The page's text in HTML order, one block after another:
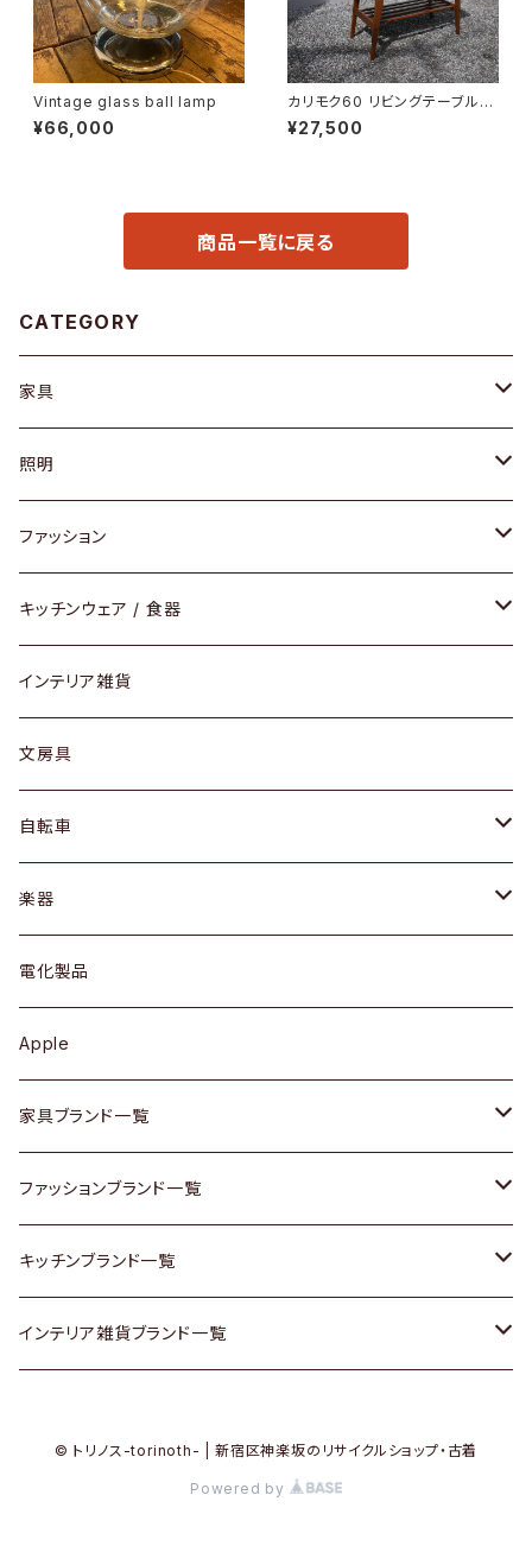
Vintage glass ball lamp
¥66,000
カリモク60 リビングテーブル
小
¥27,500
商品一覧に戻る
CATEGORY
家具
ソファ / ベンチ
チェア / スツール
ダイニングセット / ダイニングテーブル
ローテーブル / サイドテーブル
デスク / コンソール
ドレッサー
シェルフ
キュリオケース / 飾り棚
カップボード / 食器棚
チェスト
その他家具
Vintageヴィンテージ / Antiqueアンティーク
Designers / デザイナーズ
照明
ペンダントライト
テーブルランプ / デスクスタンド
フロアライト
ファッション
アクセサリー
リング
ピアス / イヤリング
財布
バッグ
アウター
トップス
ワンピース
ボトムス
靴
スカーフ
腕時計
Vintage / ヴィンテージ
キッチンウェア / 食器
グラス / タンブラー
カップ / マグ
プレート / ボウル
カトラリー
ケトル / ティーポット
鍋 / フライパン
Vintage / ヴィンテージ
銀製品
和物 / 作家物
その他キッチン雑貨
インテリア雑貨
文房具
自転車
dahon
楽器
ギター
ベース
その他楽器
電化製品
Apple
家具ブランド一覧
ACME Furniture / アクメ ファニチャー
ACTUS / アクタス
arflex / アルフレックス
ファッションブランド一覧
agnes b / アニエス ベー
BALLY / バリー
キッチンブランド一覧
ARABIA / アラビア
インテリア雑貨ブランド一覧
© トリノス-torinoth- | 新宿区神楽坂のリサイクルショップ・古着
Powered by